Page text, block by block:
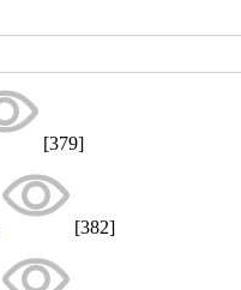
[379]
[382]